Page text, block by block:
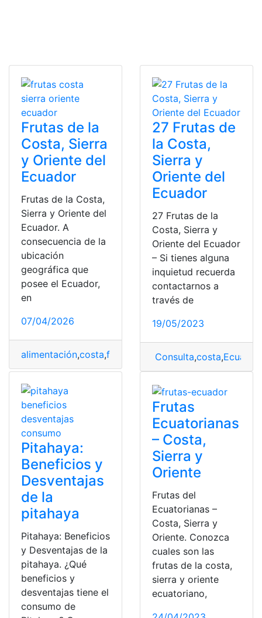
Frutas de la
Costa, Sierra
y Oriente del
Ecuador
Frutas de la Costa,
Sierra y Oriente del
Ecuador. A
consecuencia de la
ubicación
geográfica que
posee el Ecuador,
en
07/04/2026
alimentación,costa,frutas Oriente,Sierra
27 Frutas de
la Costa,
Sierra y
Oriente del
Ecuador
27 Frutas de la
Costa, Sierra y
Oriente del Ecuador
– Si tienes alguna
inquietud recuerda
contactarnos a
través de
19/05/2023
Consulta,costa,Ecuador
Pitahaya:
Beneficios y
Desventajas
de la
pitahaya
Pitahaya: Beneficios
y Desventajas de la
pitahaya. ¿Qué
beneficios y
desventajas tiene el
consumo de
Frutas
Ecuatorianas
– Costa,
Sierra y
Oriente
Frutas del
Ecuatorianas –
Costa, Sierra y
Oriente. Conozca
cuales son las
frutas de la costa,
sierra y oriente
ecuatoriano,